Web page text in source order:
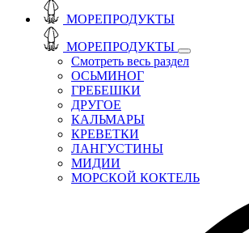
МОРЕПРОДУКТЫ
МОРЕПРОДУКТЫ
Смотреть весь раздел
ОСЬМИНОГ
ГРЕБЕШКИ
ДРУГОЕ
КАЛЬМАРЫ
КРЕВЕТКИ
ЛАНГУСТИНЫ
МИДИИ
МОРСКОЙ КОКТЕЛЬ